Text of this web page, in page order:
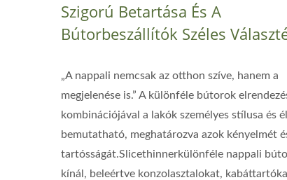
Szigorú Betartása És A
Bútorbeszállítók Széles
„A nappali nemcsak az otthon szíve, hanem a
megjelenése is.” A különféle bútorok
kombinációjával a lakók személyes stílusa és
bemutatható, meghatározva azok kényelmét
tartósságát.Slicethinnerkülönféle nappali
kínál, beleértve konzolasztalokat,